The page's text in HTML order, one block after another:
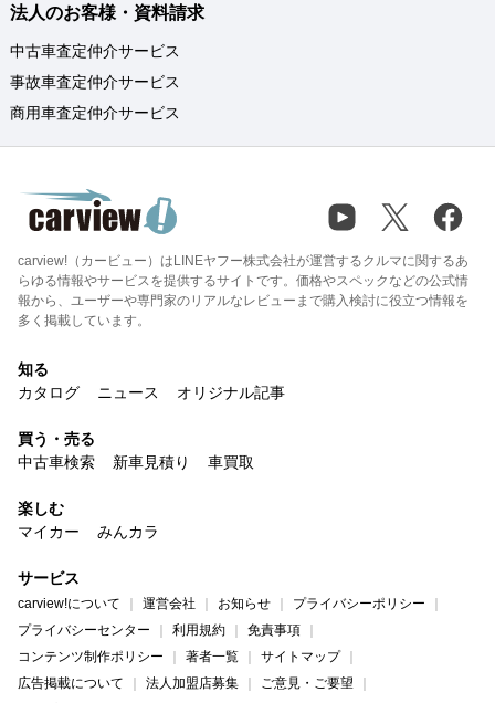
法人のお客様・資料請求
中古車査定仲介サービス
事故車査定仲介サービス
商用車査定仲介サービス
carview!（カービュー）はLINEヤフー株式会社が運営するクルマに関するあ
らゆる情報やサービスを提供するサイトです。価格やスペックなどの公式情
報から、ユーザーや専門家のリアルなレビューまで購入検討に役立つ情報を
多く掲載しています。
知る
カタログ
ニュース オリジナル記事
買う・売る
中古車検索
新車見積り 車買取
楽しむ
マイカー
みんカラ
サービス
carview!について 運営会社 お知らせ
プライバシーポリシー
プライバシーセンター
利用規約
免責事項
コンテンツ制作ポリシー
著者一覧
サイトマップ
広告掲載について
法人加盟店募集
ご意見・ご要望